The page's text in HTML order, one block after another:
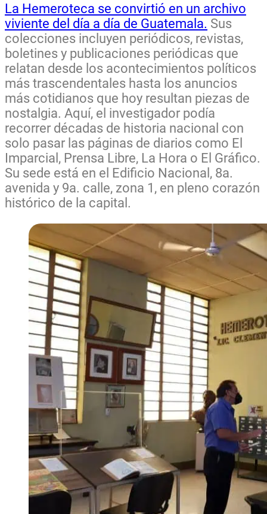
La Hemeroteca se convirtió en un archivo
viviente del día a día de Guatemala. Sus
colecciones incluyen periódicos, revistas,
boletines y publicaciones periódicas que
relatan desde los acontecimientos políticos
más trascendentales hasta los anuncios
más cotidianos que hoy resultan piezas de
nostalgia. Aquí, el investigador podía
recorrer décadas de historia nacional con
solo pasar las páginas de diarios como El
Imparcial, Prensa Libre, La Hora o El Gráfico.
Su sede está en el Edificio Nacional, 8a.
avenida y 9a. calle, zona 1, en pleno corazón
histórico de la capital.